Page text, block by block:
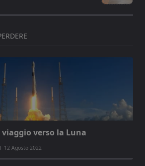
viaggio verso la Luna
12 Agosto 2022